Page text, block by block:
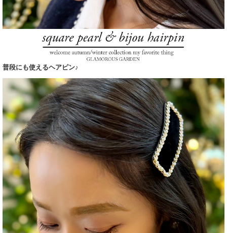
普段にも使えるヘアピン♪